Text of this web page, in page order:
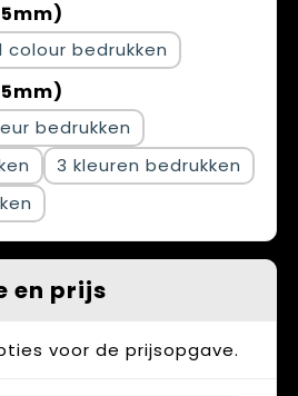
colour
3
en prijs
voor de prijsopgave.